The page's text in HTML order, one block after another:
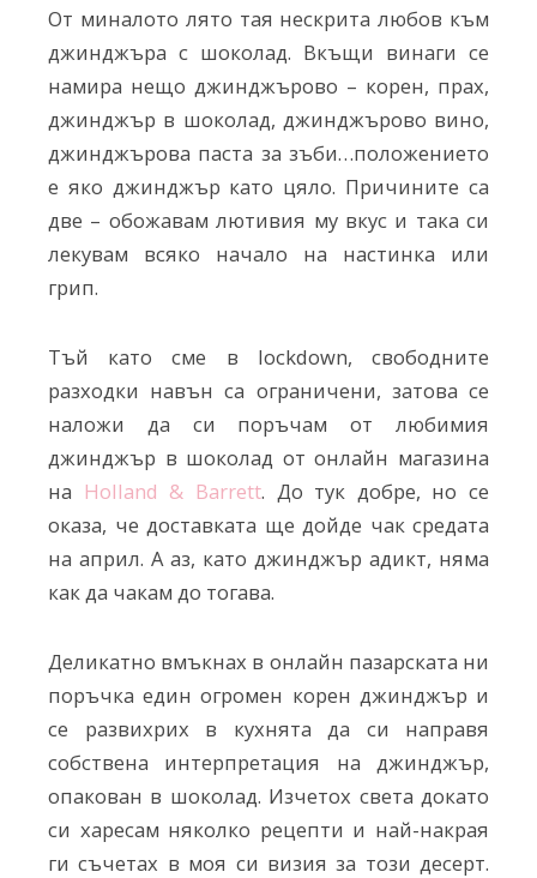
От миналото лято тая нескрита любов към
джинджъра с шоколад. Вкъщи винаги се
намира нещо джинджърово – корен, прах,
джинджър в шоколад, джинджърово вино,
джинджърова паста за зъби…положението
е яко джинджър като цяло. Причините са
две – обожавам лютивия му вкус и така си
лекувам всяко начало на настинка или
грип.
Тъй като сме в lockdown, свободните
разходки навън са ограничени, затова се
наложи да си поръчам от любимия
джинджър в шоколад от онлайн магазина
на Holland & Barrett. До тук добре, но се
оказа, че доставката ще дойде чак средата
на април. А аз, като джинджър адикт, няма
как да чакам до тогава.
Деликатно вмъкнах в онлайн пазарската ни
поръчка един огромен корен джинджър и
се развихрих в кухнята да си направя
собствена интерпретация на джинджър,
опакован в шоколад. Изчетох света докато
си харесам няколко рецепти и най-накрая
ги съчетах в моя си визия за този десерт.